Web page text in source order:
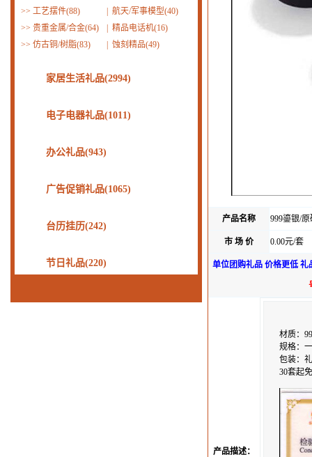
产品名称 999鎏银/
市 场 价 0.00元/套
单位团购礼品 价格更低 礼
产品描述：
材质：
规格：
包装：
30套起
>> 工艺摆件(88)
航天/军事模型(40)
>> 贵重金属/合金(64)
精品电话机(16)
>> 仿古铜/树脂(83) 蚀刻精品(49)
家居生活礼品(2994)
电子电器礼品(1011)
办公礼品(943)
广告促销礼品(1065)
台历挂历(242)
节日礼品(220)